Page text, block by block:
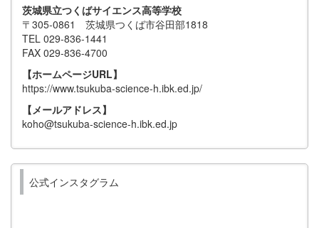
茨城県立つくばサイエンス高等学校
〒305-0861 茨城県つくば市谷田部1818
TEL 029-836-1441
FAX 029-836-4700
【ホームページURL】
https://www.tsukuba-science-h.ibk.ed.jp/
【メールアドレス】
koho@tsukuba-science-h.ibk.ed.jp
公式インスタグラム